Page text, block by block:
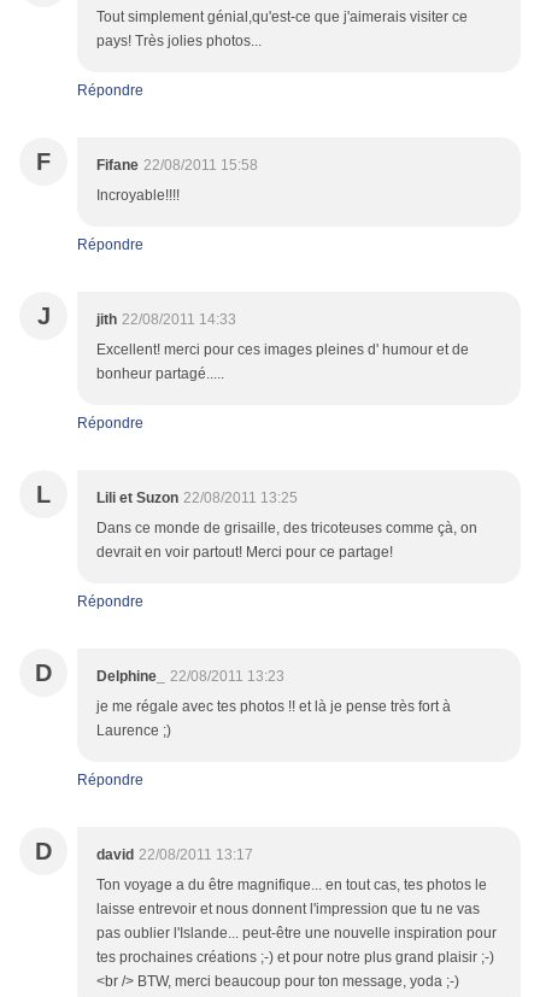
Tout simplement génial,qu'est-ce que j'aimerais visiter ce
pays! Très jolies photos...
Répondre
F Fifane 22/08/2011 15:58
Incroyable!!!!
Répondre
J jith 22/08/2011 14:33
Excellent! merci pour ces images pleines d' humour et de
bonheur partagé.....
Répondre
L Lili et Suzon 22/08/2011 13:25
Dans ce monde de grisaille, des tricoteuses comme çà, on
devrait en voir partout! Merci pour ce partage!
Répondre
D Delphine_
22/08/2011 13:23
je me régale avec tes photos !! et là je pense très fort à
Laurence ;)
Répondre
D david 22/08/2011 13:17
Ton voyage a du être magnifique... en tout cas, tes photos le
laisse entrevoir et nous donnent l'impression que tu ne vas
pas oublier l'Islande... peut-être une nouvelle inspiration pour
tes prochaines créations ;-) et pour notre plus grand plaisir ;-)
<br /> BTW, merci beaucoup pour ton message, yoda ;-)